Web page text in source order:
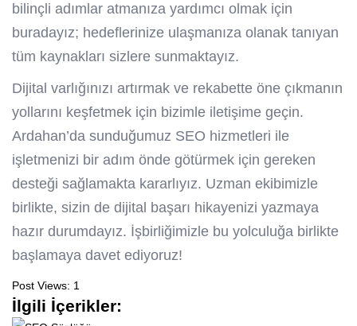
bilinçli adımlar atmanıza yardımcı olmak için
buradayız; hedeflerinize ulaşmanıza olanak tanıyan
tüm kaynakları sizlere sunmaktayız.
Dijital varlığınızı artırmak ve rekabette öne çıkmanın
yollarını keşfetmek için bizimle iletişime geçin.
Ardahan’da sunduğumuz SEO hizmetleri ile
işletmenizi bir adım önde götürmek için gereken
desteği sağlamakta kararlıyız. Uzman ekibimizle
birlikte, sizin de dijital başarı hikayenizi yazmaya
hazır durumdayız. İşbirliğimizle bu yolculuğa birlikte
başlamaya davet ediyoruz!
Post Views: 1
İlgili İçerikler: